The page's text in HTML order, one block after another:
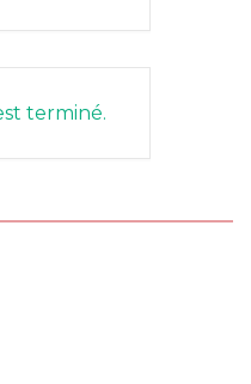
terminé.